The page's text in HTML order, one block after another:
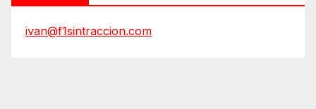
ivan@f1sintraccion.com